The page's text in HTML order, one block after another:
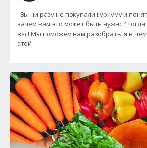
Вы ни разу не покупали куркуму и
зачем вам это может быть нужно? Тогда
вас! Мы поможем вам разобраться в чем
этой